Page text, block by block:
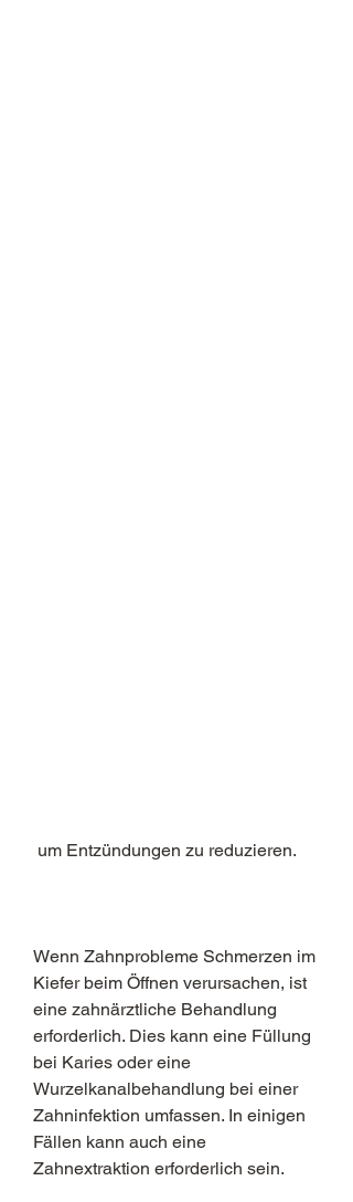
um Entzündungen zu reduzieren.
Wenn Zahnprobleme Schmerzen im
Kiefer beim Öffnen verursachen, ist
eine zahnärztliche Behandlung
erforderlich. Dies kann eine Füllung
bei Karies oder eine
Wurzelkanalbehandlung bei einer
Zahninfektion umfassen. In einigen
Fällen kann auch eine
Zahnextraktion erforderlich sein.